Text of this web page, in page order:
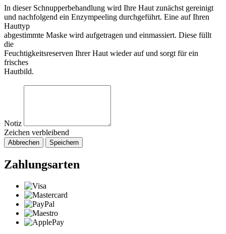
In dieser Schnupperbehandlung wird Ihre Haut zunächst gereinigt
und nachfolgend ein Enzympeeling durchgeführt. Eine auf Ihren
Hauttyp
abgestimmte Maske wird aufgetragen und einmassiert. Diese füllt
die
Feuchtigkeitsreserven Ihrer Haut wieder auf und sorgt für ein
frisches
Hautbild.
Notiz
Zeichen verbleibend
Abbrechen Speichern
Zahlungsarten